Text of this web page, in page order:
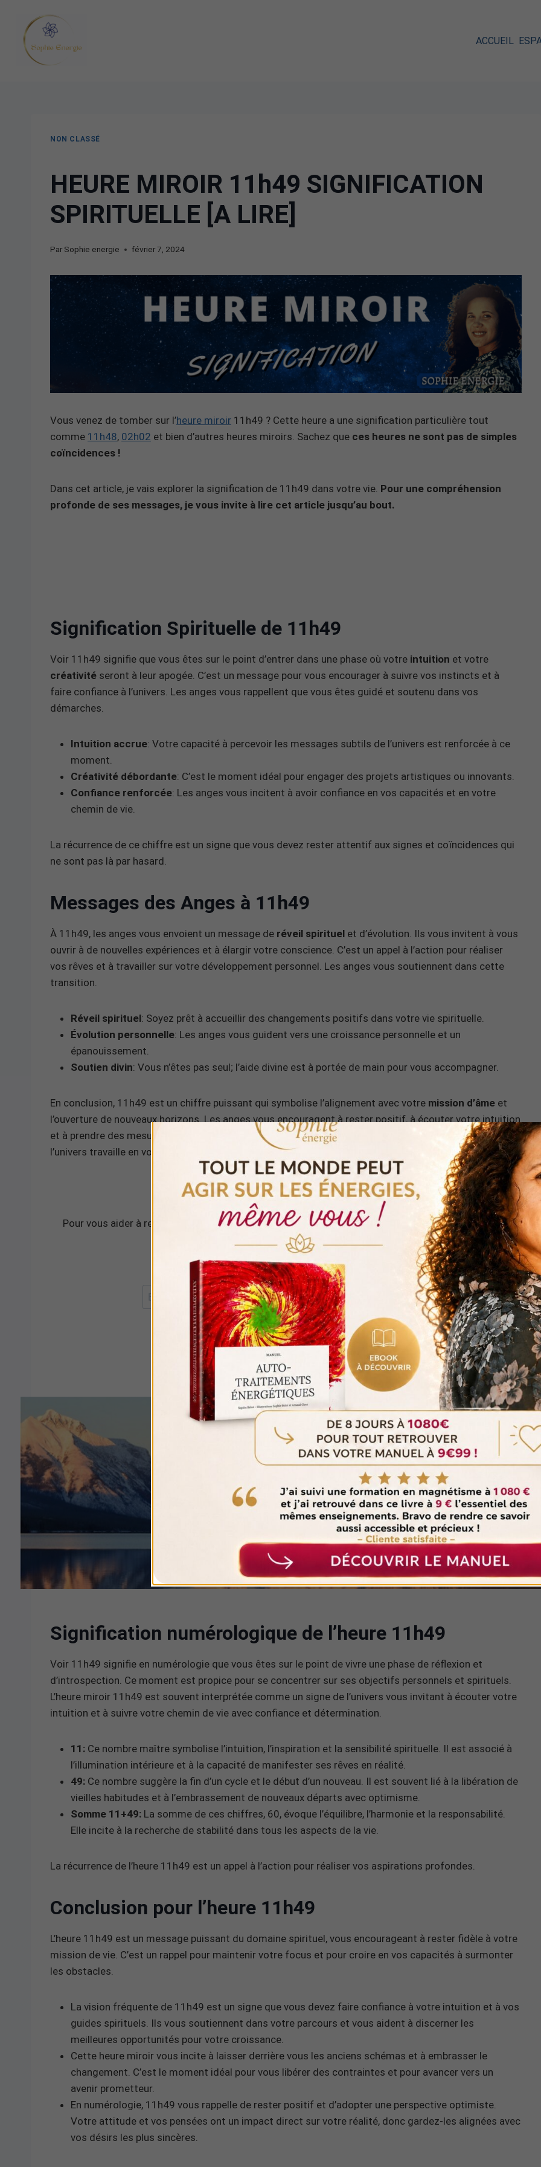
ACCUEIL
NON CLASSÉ
HEURE MIROIR 11h49 SIGNIFICATION
SPIRITUELLE [A LIRE]
Par Sophie energie février 7, 2024
Vous venez de tomber sur l’heure miroir 11h49 ? Cette heure a une signification particulière tout
comme 11h48, 02h02 et bien d’autres heures miroirs. Sachez que ces heures ne sont pas de simples
coïncidences !
Dans cet article, je vais explorer la signification de 11h49 dans votre vie. Pour une compréhension
profonde de ses messages, je vous invite à lire cet article jusqu’au bout.
Signification Spirituelle de 11h49
Voir 11h49 signifie que vous êtes sur le point d’entrer dans une phase où votre intuition et votre
créativité seront à leur apogée. C’est un message pour vous encourager à suivre vos instincts et à
faire confiance à l’univers. Les anges vous rappellent que vous êtes guidé et soutenu dans vos
démarches.
Intuition accrue: Votre capacité à percevoir les messages subtils de l’univers est renforcée à ce
moment.
Créativité débordante: C’est le moment idéal pour engager des projets artistiques ou innovants.
Confiance renforcée: Les anges vous incitent à avoir confiance en vos capacités et en votre
chemin de vie.
La récurrence de ce chiffre est un signe que vous devez rester attentif aux signes et coïncidences qui
ne sont pas là par hasard.
Messages des Anges à 11h49
À 11h49, les anges vous envoient un message de réveil spirituel et d’évolution. Ils vous invitent à vous
ouvrir à de nouvelles expériences et à élargir votre conscience. C’est un appel à l’action pour réaliser
vos rêves et à travailler sur votre développement personnel. Les anges vous soutiennent dans cette
transition.
Réveil spirituel: Soyez prêt à accueillir des changements positifs dans votre vie spirituelle.
Évolution personnelle: Les anges vous guident vers une croissance personnelle et un
épanouissement.
Soutien divin: Vous n’êtes pas seul; l’aide divine est à portée de main pour vous accompagner.
En conclusion, 11h49 est un chiffre puissant qui symbolise l’alignement avec votre mission d’âme et
l’ouverture de nouveaux horizons. Les anges vous encouragent à rester positif, à écouter votre intuition
et à prendre des mesures concrètes vers vos objectifs. Faites confiance au processus et sachez que
l’univers travaille en votre faveur.
Pour vous aider à rester dans l’instant présent et vous ouvir à l’abondance dans votre vie, voici une
méditation de lâcher prise offerte
RECEVOIR LA MÉDITATION OFFERTE
Signification numérologique de l’heure 11h49
Voir 11h49 signifie en numérologie que vous êtes sur le point de vivre une phase de réflexion et
d’introspection. Ce moment est propice pour se concentrer sur ses objectifs personnels et spirituels.
L’heure miroir 11h49 est souvent interprétée comme un signe de l’univers vous invitant à écouter votre
intuition et à suivre votre chemin de vie avec confiance et détermination.
11: Ce nombre maître symbolise l’intuition, l’inspiration et la sensibilité spirituelle. Il est associé à
l’illumination intérieure et à la capacité de manifester ses rêves en réalité.
49: Ce nombre suggère la fin d’un cycle et le début d’un nouveau. Il est souvent lié à la libération de
vieilles habitudes et à l’embrassement de nouveaux départs avec optimisme.
Somme 11+49: La somme de ces chiffres, 60, évoque l’équilibre, l’harmonie et la responsabilité.
Elle incite à la recherche de stabilité dans tous les aspects de la vie.
La récurrence de l’heure 11h49 est un appel à l’action pour réaliser vos aspirations profondes.
Conclusion pour l’heure 11h49
L’heure 11h49 est un message puissant du domaine spirituel, vous encourageant à rester fidèle à votre
mission de vie. C’est un rappel pour maintenir votre focus et pour croire en vos capacités à surmonter
les obstacles.
La vision fréquente de 11h49 est un signe que vous devez faire confiance à votre intuition et à vos
guides spirituels. Ils vous soutiennent dans votre parcours et vous aident à discerner les
meilleures opportunités pour votre croissance.
Cette heure miroir vous incite à laisser derrière vous les anciens schémas et à embrasser le
changement. C’est le moment idéal pour vous libérer des contraintes et pour avancer vers un
avenir prometteur.
En numérologie, 11h49 vous rappelle de rester positif et d’adopter une perspective optimiste.
Votre attitude et vos pensées ont un impact direct sur votre réalité, donc gardez-les alignées avec
vos désirs les plus sincères.